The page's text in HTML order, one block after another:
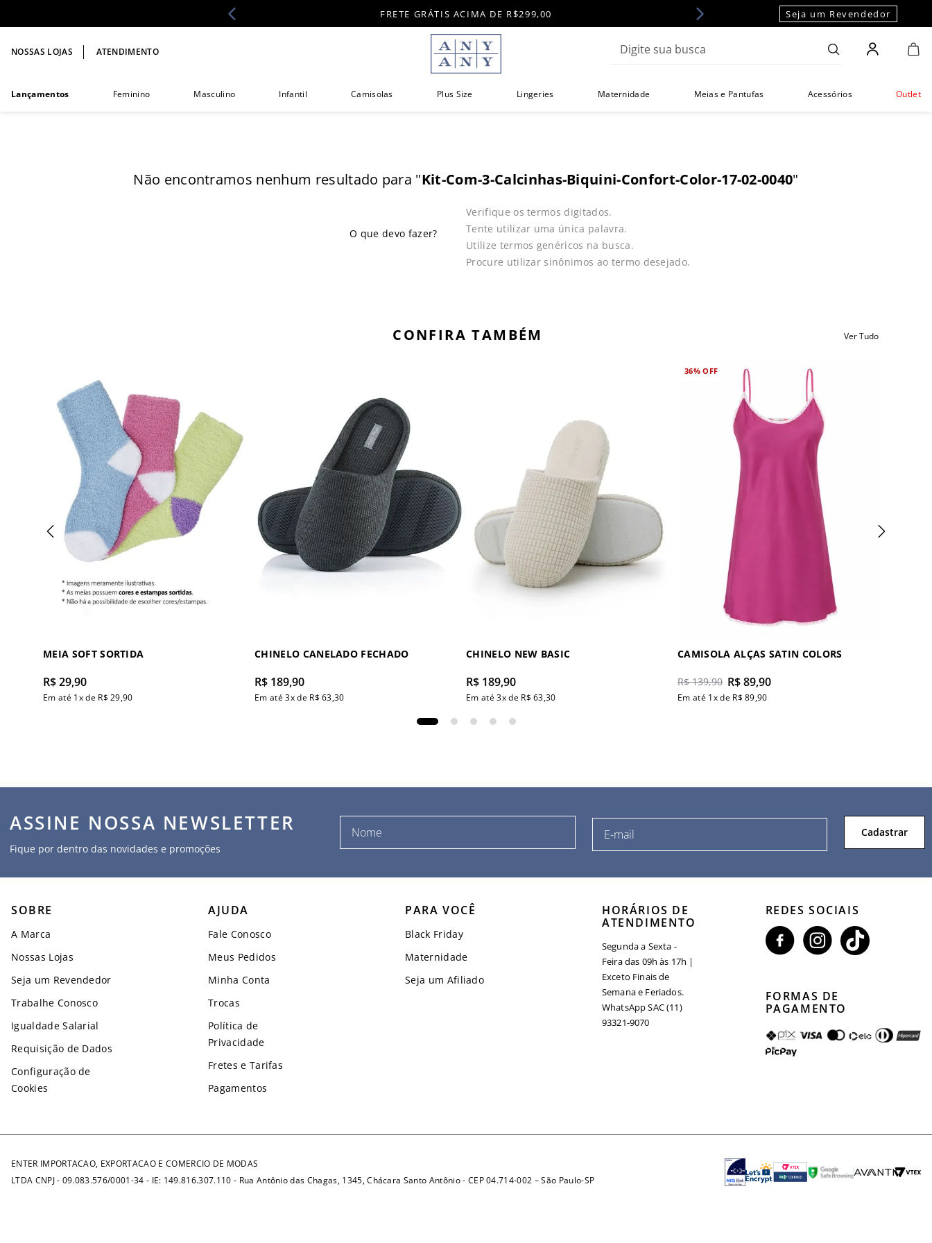
FRETE GRÁTIS ACIMA DE R$299,00 Seja um Revendedor
NOSSAS LOJAS ATENDIMENTO
Lançamentos Feminino Masculino Infantil Camisolas Plus Size Lingeries Maternidade Meias e Pantufas Acessórios Outlet
Não encontramos nenhum resultado para "Kit-Com-3-Calcinhas-Biquini-Confort-Color-17-02-0040"
Verifique os termos digitados.
Tente utilizar uma única palavra.
Utilize termos genéricos na busca.
Procure utilizar sinônimos ao termo desejado.
CONFIRA TAMBÉM Ver Tudo
MEIA SOFT SORTIDA
R$29,90
Em até 1x de R$ 29,90
CHINELO CANELADO FECHADO
R$ 189,90
Em até3x de R$ 63,30
CHINELO NEW BASIC
R$ 189,90
Em até3x de R$ 63,30
36%OFF
CAMISOLA ALÇAS SATIN COLORS
R$ 139,90 R$89,90
Em até 1x de R$ 89,90
ASSINE NOSSA NEWSLETTER
Fique por dentro das novidades e promoções
Cadastrar
SOBRE
A Marca
Nossas Lojas
Seja um Revendedor
Trabalhe Conosco
Igualdade Salarial
Requisição de Dados
Configuração de
Cookies
AJUDA
Fale Conosco
Meus Pedidos
Minha Conta
Trocas
Política de
Privacidade
Fretes e Tarifas
Pagamentos
PARA VOCÊ
Black Friday
Maternidade
Seja um Afiliado
HORÁRIOS DE
ATENDIMENTO
Segunda a Sexta -
Feira das 09h às 17h |
Exceto Finais de
Semana e Feriados.
WhatsApp SAC (11)
93321-9070
REDES SOCIAIS
FORMAS DE
PAGAMENTO
ENTER IMPORTACAO, EXPORTACAO E COMERCIO DE MODAS
LTDA CNPJ - 09.083.576/0001-34 - IE: 149.816.307.110 - Rua Antônio das Chagas, 1345, Chácara Santo Antônio - CEP 04.714-002 – São Paulo-SP